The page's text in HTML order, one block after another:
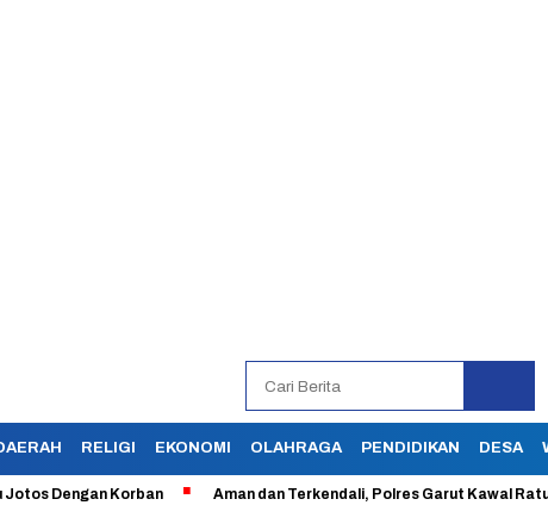
RELIGI EKONOMI OLAHRAGA PENDIDIKAN DESA
Korban Aman dan Terkendali, Polres Garut Kawal Ratusan